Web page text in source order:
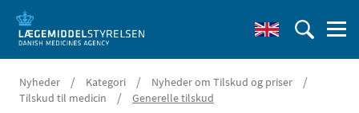
Nyheder / Kategori / Nyheder om Tilskud og priser /
Tilskud til medicin / Generelle tilskud